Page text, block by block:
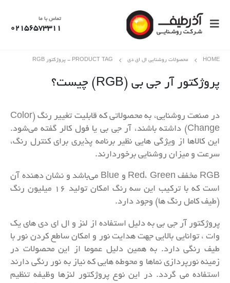
تماس با ما
02156573311
HOME محصولات روشنایی ال ای دی PRODUCT TAG - پروژکتور RGB
پروژکتور آر جی بی (RGB) چیست؟
در صنعت روشنایی، به محصولاتی که قابلیت تغییر رنگ (Color
Change) داشته باشند، آر جی بی یا فول کالر گفته می‌شود.
این کالاها از ویژگی هایی نظیر برنامه پذیری برای کنترل رنگ،
سرعت و میزان روشنایی برخوردارند.
RGB مخفف Red، Green و Blue می‌باشد و نشان دهنده آن
است که با ترکیب این سه رنگ امکان تولید ۱۶ میلیون رنگ
(طیف کامل رنگ ها) وجود دارد.
پروژکتور آر جی بی به دلیل استفاده از لنز و ال ای دی های یک
وات ، توانایی بالایی جهت هدایت نور و امکان ساطع کردن نور با
طیف رنگی دارد. به همین دلیل عموما از این محصولات در
زمینه نورپردازی نماها و محوطه هایی که نیاز به نور رنگی دارند
استفاده می گردد. در این نوع پروژکتور لنزها وظیفه تنظیم